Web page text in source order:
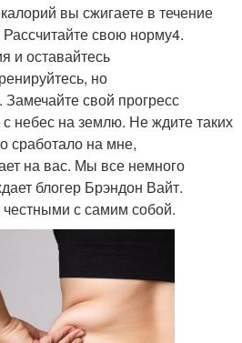
вы сжигаете в течение
свою норму4.
и оставайтесь
но
Замечайте свой прогресс
небес на землю. Не ждите таких
сработало на мне,
на вас. Мы все немного
блогер Брэндон Вайт.
с самим собой.